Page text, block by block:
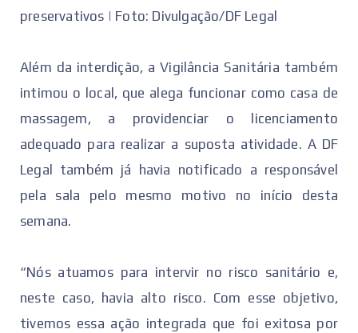
preservativos | Foto: Divulgação/DF Legal
Além da interdição, a Vigilância Sanitária também
intimou o local, que alega funcionar como casa de
massagem, a providenciar o licenciamento
adequado para realizar a suposta atividade. A DF
Legal também já havia notificado a responsável
pela sala pelo mesmo motivo no início desta
semana.
“Nós atuamos para intervir no risco sanitário e,
neste caso, havia alto risco. Com esse objetivo,
tivemos essa ação integrada que foi exitosa por